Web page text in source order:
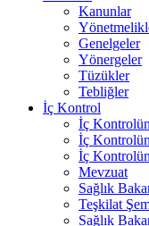
Kanunlar
Genelgeler
Yönergeler
Tüzükler
Tebliğler
İç Kontrol
İç Kontrolün
İç
İç
Mevzuat
Sağlık
Teşkilat
Sağlık